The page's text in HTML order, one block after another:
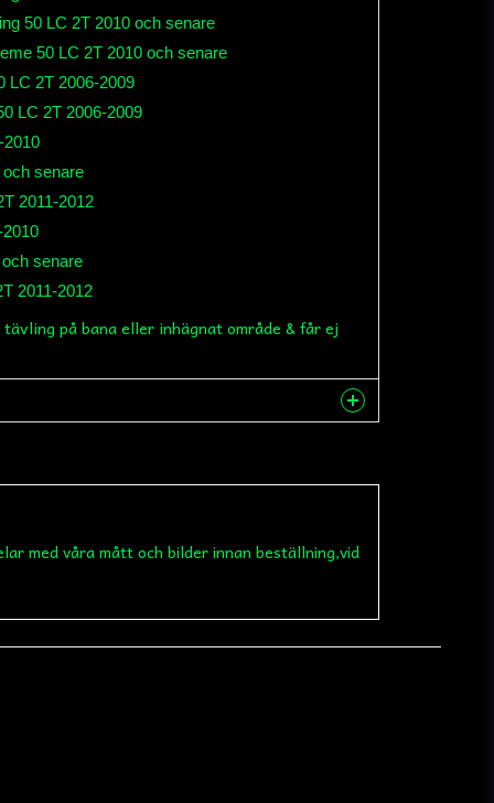
50 LC 2T 2010 och senare
50 LC 2T 2010 och senare
LC 2T 2006-2009
LC 2T 2006-2009
2010
senare
2011-2012
senare
2011-2012
på bana eller inhägnat område & får ej
email
med våra mått och bilder innan beställning,vid